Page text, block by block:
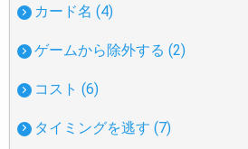
カード名 (4)
ゲームから除外する (2)
コスト (6)
タイミングを逃す (7)